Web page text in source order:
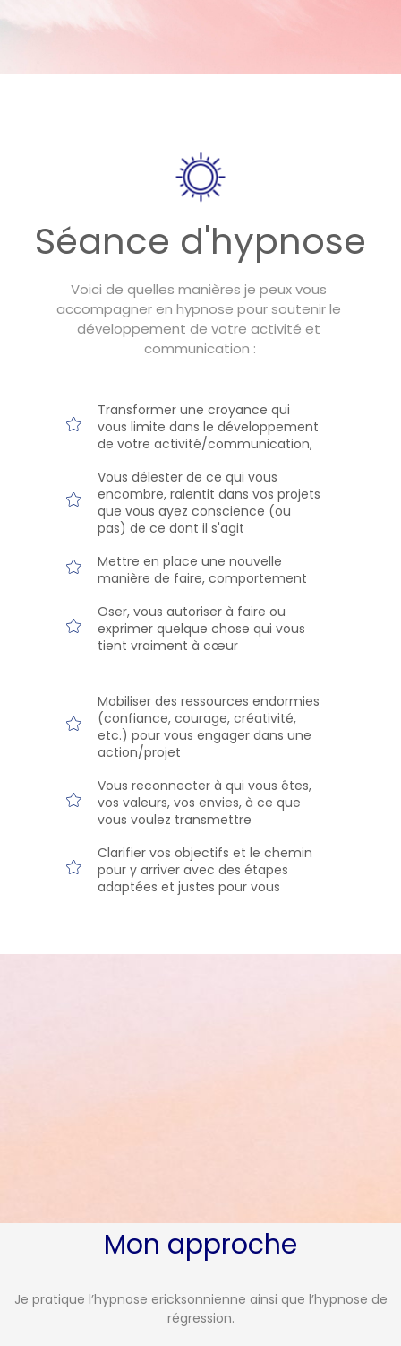
Séance d'hypnose
Voici de quelles manières je peux vous
accompagner en hypnose pour soutenir le
développement de votre activité et
communication :
Transformer une croyance qui
vous limite dans le développement
de votre activité/communication,
Vous délester de ce qui vous
encombre, ralentit dans vos projets
que vous ayez conscience (ou
pas) de ce dont il s'agit
Mettre en place une nouvelle
manière de faire, comportement
Oser, vous autoriser à faire ou
exprimer quelque chose qui vous
tient vraiment à cœur
Mobiliser des ressources endormies
(confiance, courage, créativité,
etc.) pour vous engager dans une
action/projet
Vous reconnecter à qui vous êtes,
vos valeurs, vos envies, à ce que
vous voulez transmettre
Clarifier vos objectifs et le chemin
pour y arriver avec des étapes
adaptées et justes pour vous
Mon approche
Je pratique l’hypnose ericksonnienne ainsi que l’hypnose de
régression.